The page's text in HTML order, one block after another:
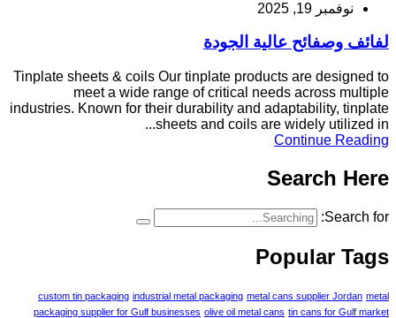
نوفمبر 19, 2025
لفائف وصفائح عالية الجودة
Tinplate sheets & coils Our tinplate products are designed to
meet a wide range of critical needs across multiple
industries. Known for their durability and adaptability, tinplate
sheets and coils are widely utilized in...
Continue Reading
Search Here
Search for:
Popular Tags
custom tin packaging industrial metal packaging metal cans supplier Jordan metal
packaging supplier for Gulf businesses olive oil metal cans tin cans for Gulf market